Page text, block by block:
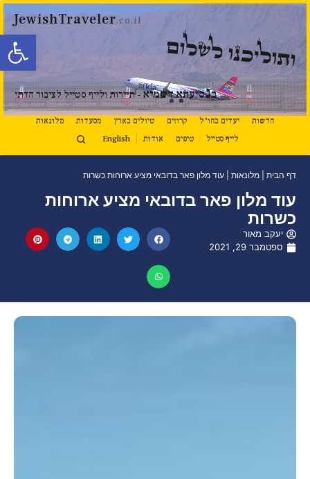
פתח
JewishTraveler.co.il
ותוליכנו לשלום
בנסיעתא דשמיא - תיירות ולייף סטייל לציבור הדתי
חדשות יעדים בחו"ל קרוזים טיולים בארץ מסעדות
מלונאות
לייף סטייל
טיפים אודות English
דף הבית מלונאות עוד מלון פאר בדובאי מציע ארוחות כשרות
עוד מלון פאר בדובאי מציע ארוחות
כשרות
יעקב מאור
ספטמבר 29, 2021